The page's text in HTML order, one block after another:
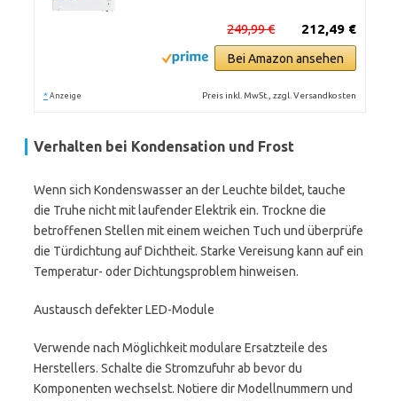
212,49 €
249,99 €
Bei Amazon ansehen
* Anzeige Preis inkl. MwSt., zzgl. Versandkosten
Verhalten bei Kondensation und Frost
Wenn sich Kondenswasser an der Leuchte bildet, tauche
die Truhe nicht mit laufender Elektrik ein. Trockne die
betroffenen Stellen mit einem weichen Tuch und überprüfe
die Türdichtung auf Dichtheit. Starke Vereisung kann auf ein
Temperatur- oder Dichtungsproblem hinweisen.
Austausch defekter LED-Module
Verwende nach Möglichkeit modulare Ersatzteile des
Herstellers. Schalte die Stromzufuhr ab bevor du
Komponenten wechselst. Notiere dir Modellnummern und